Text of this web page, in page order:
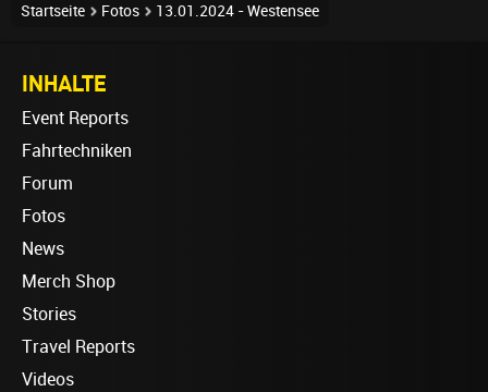
Startseite Fotos 13.01.2024 - Westensee
INHALTE
Event Reports
Fahrtechniken
Forum
Fotos
News
Merch Shop
Stories
Travel Reports
Videos